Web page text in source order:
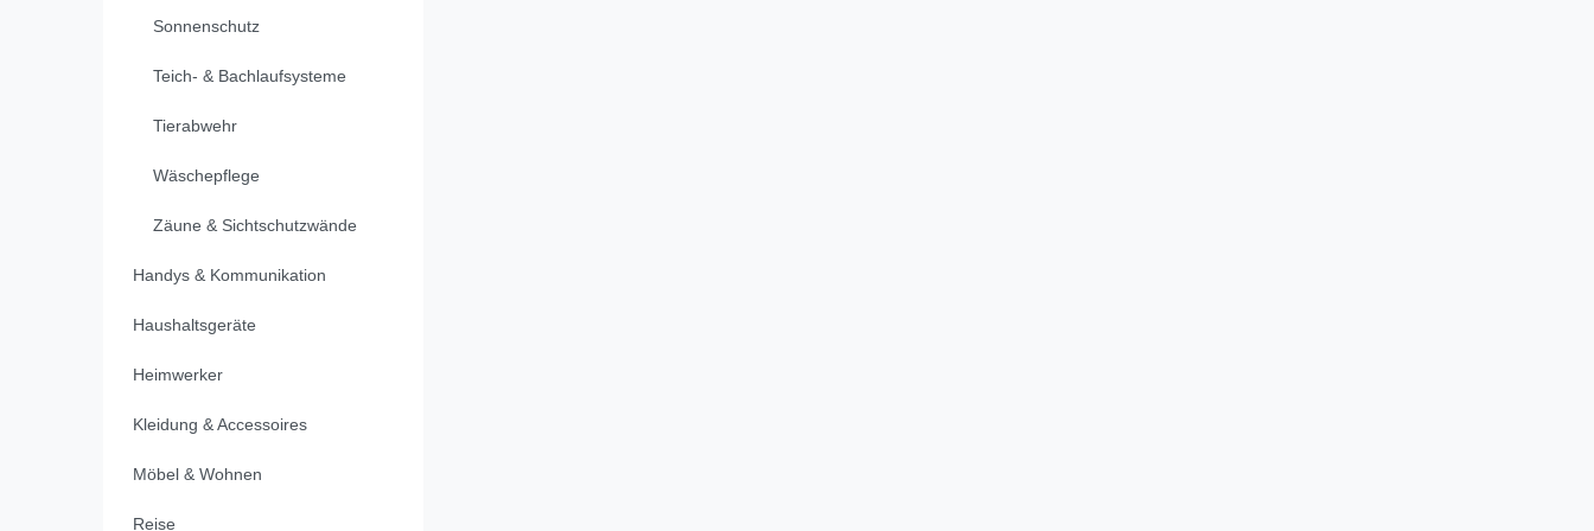
Sonnenschutz
Teich- & Bachlaufsysteme
Tierabwehr
Wäschepflege
Zäune & Sichtschutzwände
Handys & Kommunikation
Haushaltsgeräte
Heimwerker
Kleidung & Accessoires
Möbel & Wohnen
Reise